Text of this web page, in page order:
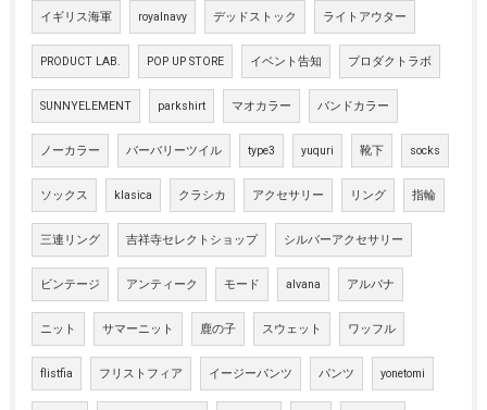
イギリス海軍 royalnavy デッドストック ライトアウター
PRODUCT LAB. POP UP STORE イベント告知 プロダクトラボ
SUNNYELEMENT parkshirt マオカラー バンドカラー
ノーカラー バーバリーツイル type3 yuquri 靴下 socks
ソックス klasica クラシカ アクセサリー リング 指輪
三連リング 吉祥寺セレクトショップ シルバーアクセサリー
ビンテージ アンティーク モード alvana アルバナ
ニット サマーニット 鹿の子 スウェット ワッフル
flistfia フリストフィア イージーパンツ パンツ yonetomi